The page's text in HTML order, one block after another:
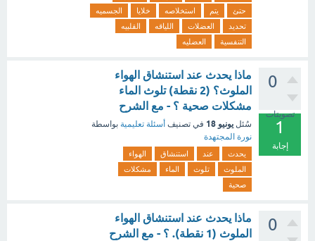
حتئ
يتم استخلاصه خلايا
الجسميه
تحديد
العضلات اللياقه
القلبيه
التنفسية
العضليه
0
تصويتات
1
إجابة
ماذا يحدث عند استنشاق الهواء
الملوث؟ (2 نقطة) ‏تلوث الماء
‏مشكلات صحية ؟ - مع الشرح
سُئل يونيو 18 في تصنيف أسئلة تعليمية بواسطة
نورة المجتهدة
يحدث عند استنشاق
الهواء
الملوث
تلوث الماء
مشكلات
صحية
0
ماذا يحدث عند استنشاق الهواء
الملوث (1 نقطة). ؟ - مع الشرح